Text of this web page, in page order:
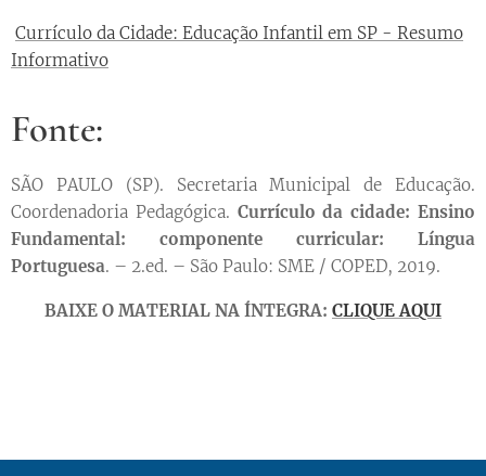
Currículo da Cidade: Educação Infantil em SP - Resumo
Informativo
Fonte:
SÃO PAULO (SP). Secretaria Municipal de Educação.
Coordenadoria Pedagógica. Currículo da cidade: Ensino
Fundamental: componente curricular: Língua
Portuguesa. – 2.ed. – São Paulo: SME / COPED, 2019.
➡️ BAIXE O MATERIAL NA ÍNTEGRA: CLIQUE AQUI